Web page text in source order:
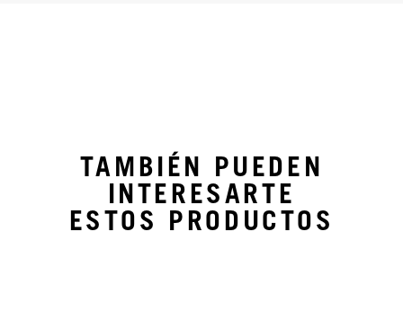
TAMBIÉN PUEDEN
INTERESARTE
ESTOS PRODUCTOS